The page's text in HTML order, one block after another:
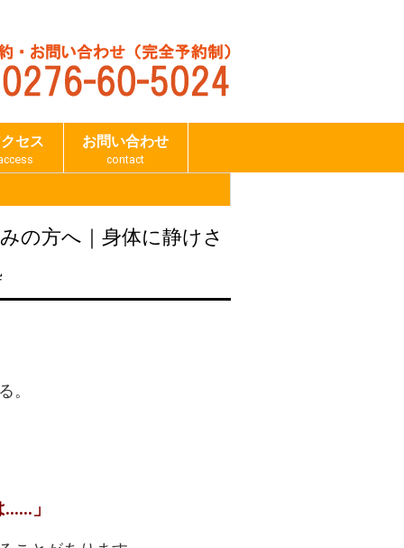
セス お問い合わせ
contact
の方へ｜身体に静けさ
。
」